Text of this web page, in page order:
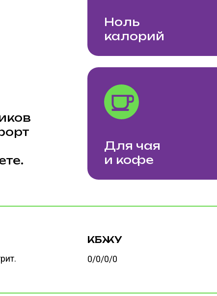
Для чая
и кофе
КБЖУ